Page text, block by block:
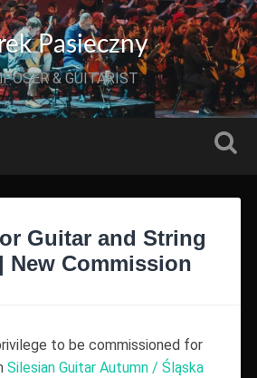
Pasieczny
& GUITARIST
Guitar and String
New Commission
to be commissioned for
Silesian Guitar Autumn / Śląska